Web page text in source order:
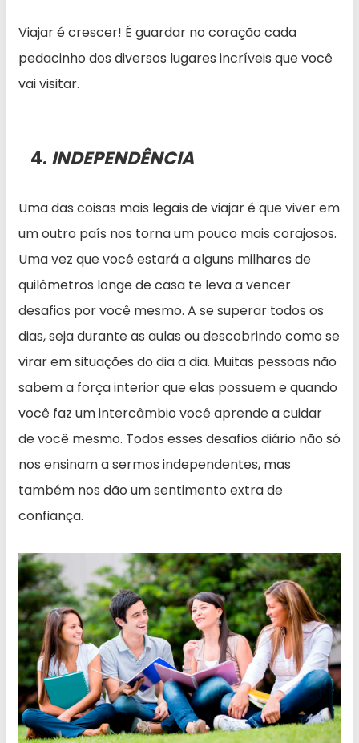
Viajar é crescer! É guardar no coração cada
pedacinho dos diversos lugares incríveis que você
vai visitar.
4. INDEPENDÊNCIA
Uma das coisas mais legais de viajar é que viver em
um outro país nos torna um pouco mais corajosos.
Uma vez que você estará a alguns milhares de
quilômetros longe de casa te leva a vencer
desafios por você mesmo. A se superar todos os
dias, seja durante as aulas ou descobrindo como se
virar em situações do dia a dia. Muitas pessoas não
sabem a força interior que elas possuem e quando
você faz um intercâmbio você aprende a cuidar
de você mesmo. Todos esses desafios diário não só
nos ensinam a sermos independentes, mas
também nos dão um sentimento extra de
confiança.